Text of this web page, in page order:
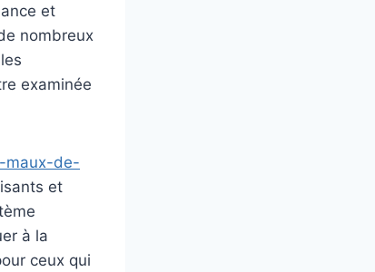
et
nombreux
examinée
maux-de-
et
à la
ceux qui